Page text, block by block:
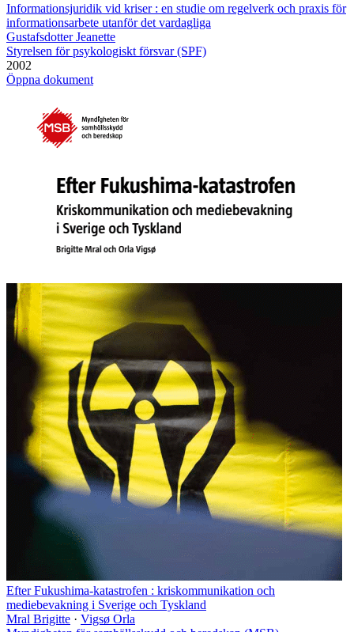
Informationsjuridik vid kriser : en studie om regelverk och praxis för
informationsarbete utanför det vardagliga
Gustafsdotter Jeanette
Styrelsen för psykologiskt försvar (SPF)
2002
Öppna dokument
Efter Fukushima-katastrofen : kriskommunikation och
mediebevakning i Sverige och Tyskland
Mral Brigitte · Vigsø Orla